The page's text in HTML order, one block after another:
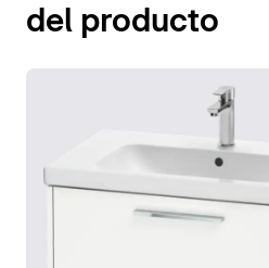
del producto